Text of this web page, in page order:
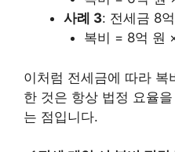
사례 3: 전세금 8
복비 = 8억 원
이처럼 전세금에 따라 복
한 것은 항상 법정 요율
는 점입니다.